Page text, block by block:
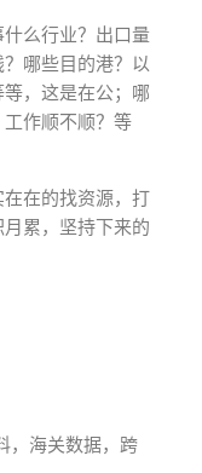
么行业？出口量
哪些目的港？以
，这是在公；哪
作顺不顺？等
在的找资源，打
累，坚持下来的
，海关数据，跨